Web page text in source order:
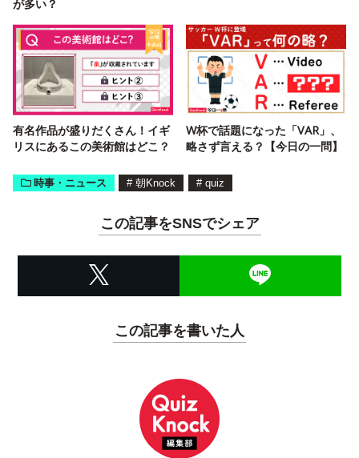
が多い？
有名作品が盛りだくさん！イギ
リスにあるこの美術館はどこ？
W杯で話題になった「VAR」、
略さず言える？【今日の一問】
時事・ニュース # 朝Knock # quiz
この記事をSNSでシェア
この記事を書いた人